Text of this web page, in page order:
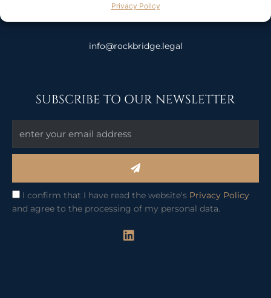
Privacy Policy
E-MAIL
info@rockbridge.legal
SUBSCRIBE TO OUR NEWSLETTER
I confirm that I have read the website's Privacy Policy
and agree to the processing of my personal data.
Submit
L
i